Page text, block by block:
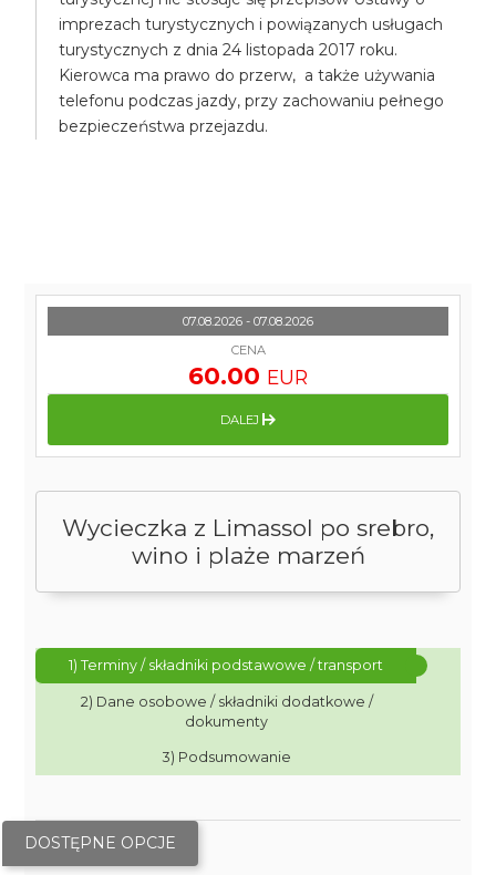
imprezach turystycznych i powiązanych usługach
turystycznych z dnia 24 listopada 2017 roku.
Kierowca ma prawo do przerw, a także używania
telefonu podczas jazdy, przy zachowaniu pełnego
bezpieczeństwa przejazdu.
Wycieczka z Limassol po srebro,
wino i plaże marzeń
1) Terminy / składniki podstawowe / transport
2) Dane osobowe / składniki dodatkowe /
dokumenty
3) Podsumowanie
DOSTĘPNE OPCJE
07.08.2026 - 07.08.2026
CENA
60.00 EUR
DALEJ